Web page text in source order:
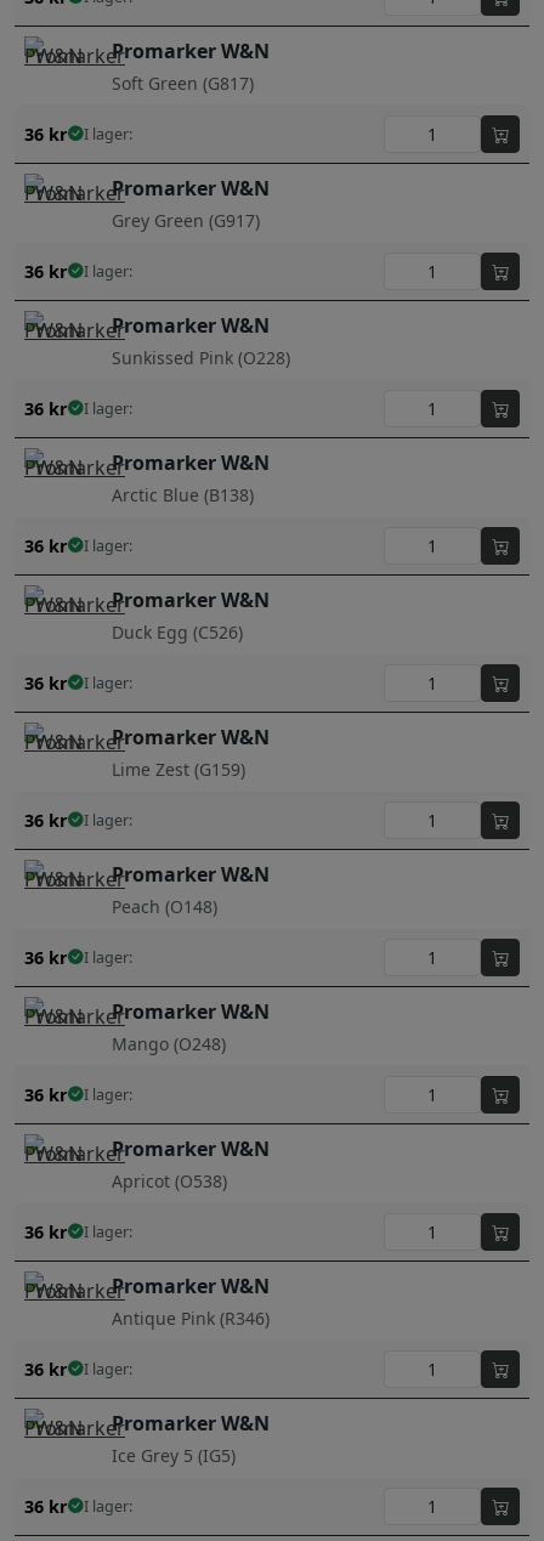
Promarker W&N
Soft Green (G817)
36 kr I lager:
Promarker W&N
Grey Green (G917)
36 kr I lager:
Promarker W&N
Sunkissed Pink (O228)
36 kr I lager:
Promarker W&N
Arctic Blue (B138)
36 kr I lager:
Promarker W&N
Duck Egg (C526)
36 kr I lager:
Promarker W&N
Lime Zest (G159)
36 kr I lager:
Promarker W&N
Peach (O148)
36 kr I lager:
Promarker W&N
Mango (O248)
36 kr I lager:
Promarker W&N
Apricot (O538)
36 kr I lager:
Promarker W&N
Antique Pink (R346)
36 kr I lager:
Promarker W&N
Ice Grey 5 (IG5)
36 kr I lager: